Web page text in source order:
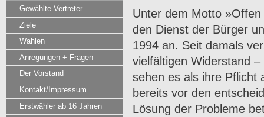
Gewählte Vertreter
Ziele
Wahlen
Anregungen + Fragen
Der Vorstand
Kontakt/Impressum
Erstwähler ab 16 Jahren
Unter dem Motto
den Dienst der Bürger
1994 an. Seit damals
vielfältigen Wi­derstand
sehen es als ihre Pflicht
bereits vor den
Lösung der Probleme